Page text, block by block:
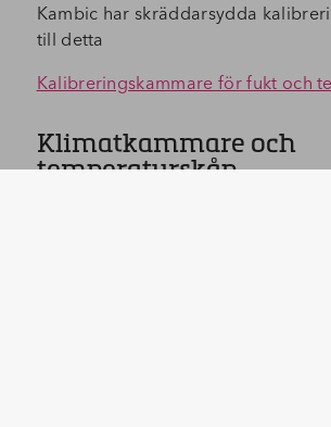
Kambic har skräddarsydda
till detta
Kalibreringskammare för fukt och
Klimatkammare och
temperaturskåp